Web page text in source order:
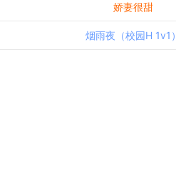
娇妻很甜
烟雨夜（校园H 1v1）